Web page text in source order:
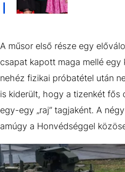
A műsor első része egy
csapat kapott maga mellé
nehéz fizikai próbatétel után
is kiderült, hogy a tizenkét fős
egy-egy „raj” tagjaként. A
amúgy a Honvédséggel